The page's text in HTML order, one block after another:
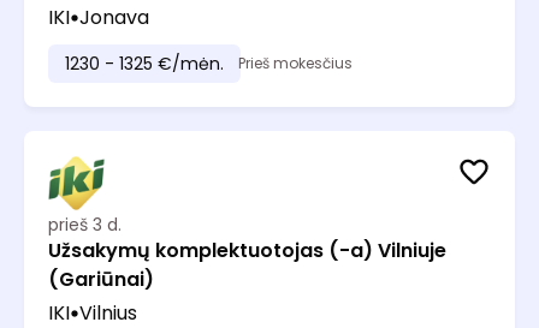
IKI Jonava
1230 - 1325 €/mėn. Prieš mokesčius
prieš 3 d.
Užsakymų komplektuotojas (-a) Vilniuje
(Gariūnai)
IKI Vilnius